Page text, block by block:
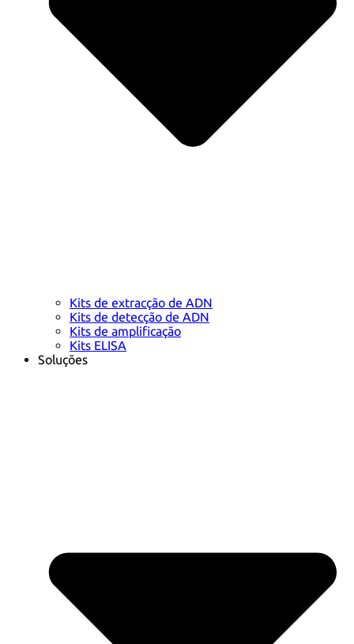
Kits de extracção de ADN
Kits de detecção de ADN
Kits de amplificação
Kits ELISA
Soluções